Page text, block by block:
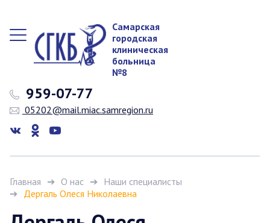
Самарская
городская
клиническая
больница
№8
959-07-77
05202@mail.miac.samregion.ru
Главная О нас
Наши специалисты
Дергаль Олеся Николаевна